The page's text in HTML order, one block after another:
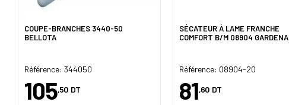
COUPE-BRANCHES 3440-50
BELLOTA
Référence: 344050
105,50 DT
SÉCATEUR À LAME FRANCHE
COMFORT B/M 08904 GARDENA
Référence: 08904-20
81,60 DT